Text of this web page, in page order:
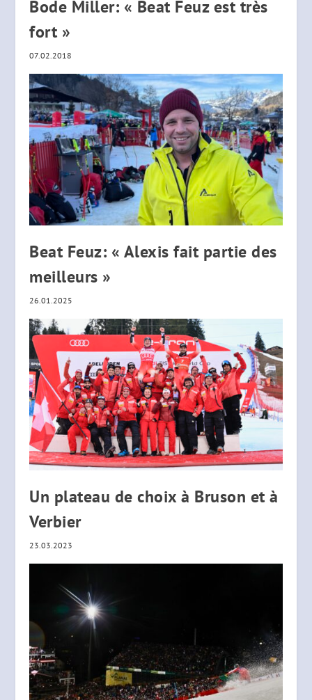
Bode Miller: « Beat Feuz est très
fort »
07.02.2018
Beat Feuz: « Alexis fait partie des
meilleurs »
26.01.2025
Un plateau de choix à Bruson et à
Verbier
23.03.2023